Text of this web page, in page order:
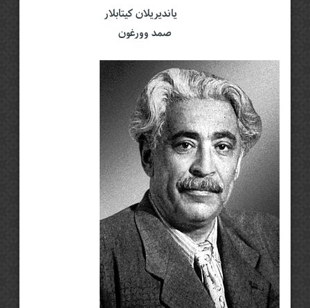
یاندیریلان کیتابلار
صمد وورغون